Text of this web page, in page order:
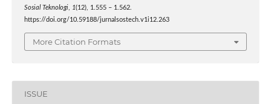
Sosial Teknologi, 1(12), 1.555 – 1.562.
https://doi.org/10.59188/jurnalsostech.v1i12.263
More Citation Formats
ISSUE